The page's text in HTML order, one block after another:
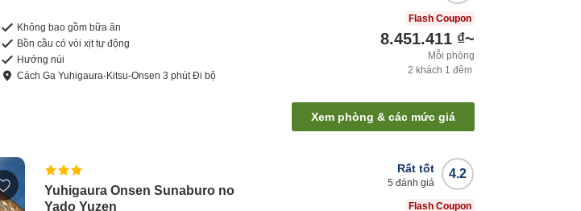
Không bao gồm bữa ăn
Bồn cầu có vòi xịt tự động
Hướng núi
CáchGa Yuhigaura-Kitsu-Onsen3 phútĐi bộ
Flash Coupon
8.451.411 ₫~
Mỗi phòng
2 khách 1 đêm
Xem phòng & các mức giá
Yuhigaura Onsen Sunaburo no
Yado Yuzen
4.2
Rất tốt
5 đánh giá
Flash Coupon